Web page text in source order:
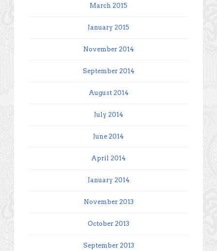
March 2015
January 2015
November 2014
September 2014
August 2014
July 2014
June 2014
April 2014
January 2014
November 2013
October 2013
September 2013